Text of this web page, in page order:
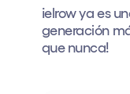
¡elrow ya es
generación
que nunca!